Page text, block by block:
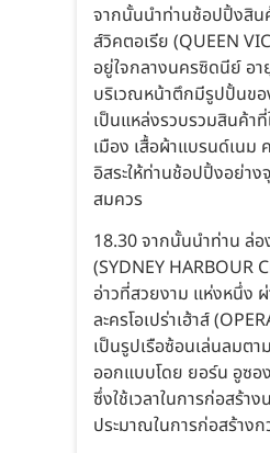
จากนั้นนำท่านช้อปปิ้งสิน
ส์วิคตอเรีย (QUEEN
อยู่ใจกลางนครซิดนีย์ อา
บริเวณหน้าตึกมีรูปปั้นข
เป็นแหล่งรวบรวมสินค้า
เมือง เสื้อผ้าแบรนด์เนม
อิสระให้ท่านช้อปปิ้งอย่าง
สมควร
18.30 จากนั้นนำท่าน ล่
(SYDNEY HARBOUR
อ่าวที่สวยงาม แห่งหนึ่ง
ละครโอเปร่าเฮ้าส์
เป็นรูปเรือซ้อนเล่นลมต
ออกแบบโดย ยอร์น อูซอ
ซึ่งใช้เวลาในการก่อสร้า
ประมาณในการก่อสร้าง